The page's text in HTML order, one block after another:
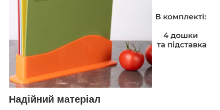
Надійний матеріал